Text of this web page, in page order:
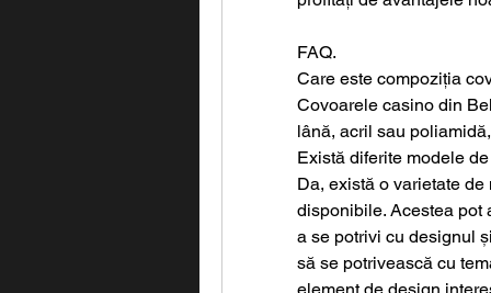
FAQ.
Care este compoziția
Covoarele casino din
lână, acril sau
Există diferite modele
Da, există o varietate
disponibile. Acestea pot
a se potrivi cu designul
să se potrivească cu